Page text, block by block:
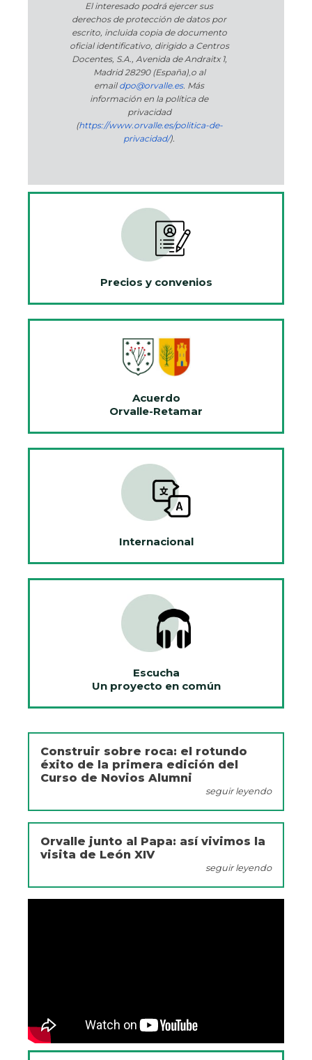
El interesado podrá ejercer sus
derechos de protección de datos por
escrito, incluida copia de documento
oficial identificativo, dirigido a Centros
Docentes, S.A., Avenida de Andraitx 1,
Madrid 28290 (España),o al
emaildpo@orvalle.es. Más
información en la política de
privacidad
(https://www.orvalle.es/politica-de-
privacidad/).
Precios y convenios
Acuerdo
Orvalle-Retamar
Internacional
Escucha
Un proyecto en común
Construir sobre roca: el rotundo
éxito de la primera edición del
Curso de Novios Alumni
seguir leyendo
Orvalle junto al Papa: así vivimos la
visita de León XIV
seguir leyendo